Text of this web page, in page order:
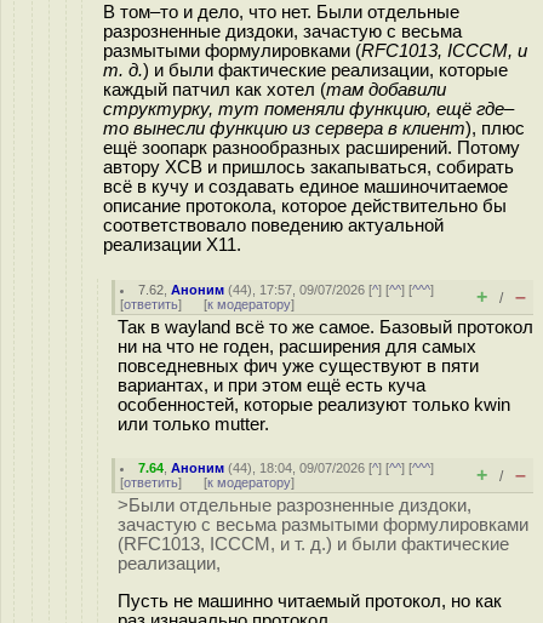
В том–то и дело, что нет. Были отдельные
разрозненные диздоки, зачастую с весьма
размытыми формулировками (RFC1013, ICCCM, и
т. д.) и были фактические реализации, которые
каждый патчил как хотел (там добавили
структурку, тут поменяли функцию, ещё где–
то вынесли функцию из сервера в клиент), плюс
ещё зоопарк разнообразных расширений. Потому
автору XCB и пришлось закапываться, собирать
всё в кучу и создавать единое машиночитаемое
описание протокола, которое действительно бы
соответствовало поведению актуальной
реализации X11.
7.62 ,Аноним (44), 17:57, 09/07/2026 [^] [^^] [^^^]
[ответить] [к модератору] + / –
Так в wayland всё то же самое. Базовый протокол
ни на что не годен, расширения для самых
повседневных фич уже существуют в пяти
вариантах, и при этом ещё есть куча
особенностей, которые реализуют только kwin
или только mutter.
7.64 ,Аноним (44), 18:04, 09/07/2026 [^] [^^] [^^^]
[ответить] [к модератору] + / –
>Были отдельные разрозненные диздоки,
зачастую с весьма размытыми формулировками
(RFC1013, ICCCM, и т. д.) и были фактические
реализации,
Пусть не машинно читаемый протокол, но как